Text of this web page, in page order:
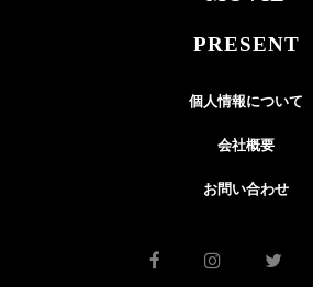
PRESENT
個人情報について
会社概要
お問い合わせ